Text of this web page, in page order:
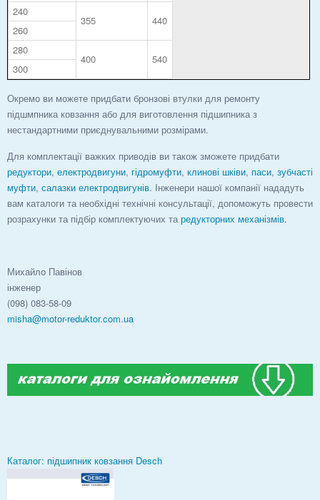
240
355 440
260
280
400 540
300
Окремо ви можете придбати бронзові втулки для ремонту
підшмпника ковзання або для виготовлення підшипника з
нестандартними приєднувальними розмірами.
Для комплектації важких приводів ви також зможете придбати
редуктори, електродвигуни, гідромуфти, клинові шківи, паси, зубчасті
муфти, салазки електродвигунів. Інженери нашої компанії нададуть
вам каталоги та необхідні технічні консультації, допоможуть провести
розрахунки та підбір комплектуючих та редукторних механізмів.
Михайло Павінов
інженер
(098) 083-58-09
misha@motor-reduktor.com.ua
Каталог: підшипник ковзання Desch